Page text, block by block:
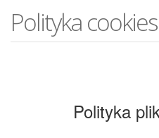
Polityka cookies
Polityka